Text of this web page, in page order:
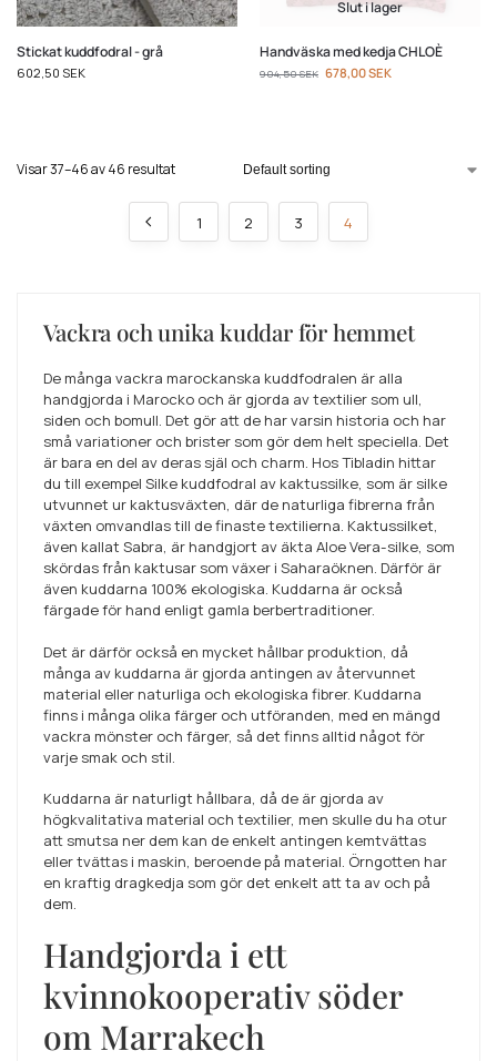
Stickat kuddfodral - grå
602,50 SEK
Slut i lager
Handväska med kedja CHLOÈ
904,50SEK 678,00SEK
Visar 37–46 av 46 resultat
1 2 3 4
Vackra och unika kuddar för hemmet
De många vackra marockanska kuddfodralen är alla
handgjorda i Marocko och är gjorda av textilier som ull,
siden och bomull. Det gör att de har varsin historia och har
små variationer och brister som gör dem helt speciella. Det
är bara en del av deras själ och charm. Hos Tibladin hittar
du till exempel Silke kuddfodral av kaktussilke, som är silke
utvunnet ur kaktusväxten, där de naturliga fibrerna från
växten omvandlas till de finaste textilierna. Kaktussilket,
även kallat Sabra, är handgjort av äkta Aloe Vera-silke, som
skördas från kaktusar som växer i Saharaöknen. Därför är
även kuddarna 100% ekologiska. Kuddarna är också
färgade för hand enligt gamla berbertraditioner.
Det är därför också en mycket hållbar produktion, då
många av kuddarna är gjorda antingen av återvunnet
material eller naturliga och ekologiska fibrer. Kuddarna
finns i många olika färger och utföranden, med en mängd
vackra mönster och färger, så det finns alltid något för
varje smak och stil.
Kuddarna är naturligt hållbara, då de är gjorda av
högkvalitativa material och textilier, men skulle du ha otur
att smutsa ner dem kan de enkelt antingen kemtvättas
eller tvättas i maskin, beroende på material. Örngotten har
en kraftig dragkedja som gör det enkelt att ta av och på
dem.
Handgjorda i ett
kvinnokooperativ söder
om Marrakech